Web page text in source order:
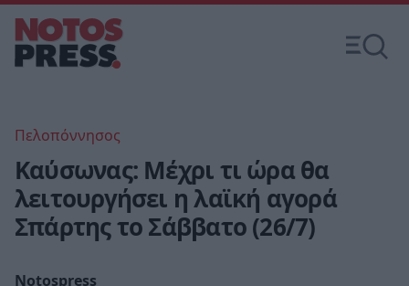
Πελοπόννησος
Καύσωνας: Μέχρι τι ώρα θα
λειτουργήσει η λαϊκή αγορά
Σπάρτης το Σάββατο (26/7)
Notospress